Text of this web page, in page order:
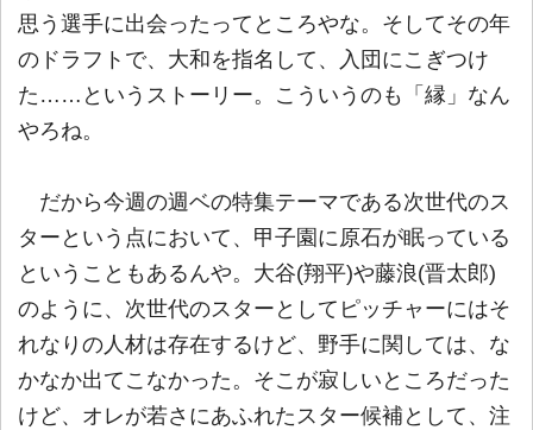
思う選手に出会ったってところやな。そしてその年
のドラフトで、大和を指名して、入団にこぎつけ
た……というストーリー。こういうのも「縁」なん
やろね。
だから今週の週ベの特集テーマである次世代のス
ターという点において、甲子園に原石が眠っている
ということもあるんや。大谷(翔平)や藤浪(晋太郎)
のように、次世代のスターとしてピッチャーにはそ
れなりの人材は存在するけど、野手に関しては、な
かなか出てこなかった。そこが寂しいところだった
けど、オレが若さにあふれたスター候補として、注